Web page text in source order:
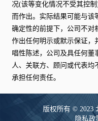
况(该等变化情况不受其控
而作出。实际结果可能与该
确定性的前提下，公司不对
作出任何明示或默示保证，
唱性陈述，公司及具任何董
人、关联方、顾问或代表均
承担任何责任。
版权所有 © 2023
隐私政